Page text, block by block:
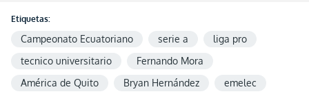
Etiquetas:
Campeonato Ecuatoriano serie a
liga pro
tecnico universitario
Fernando Mora
América de Quito
Bryan Hernández
emelec